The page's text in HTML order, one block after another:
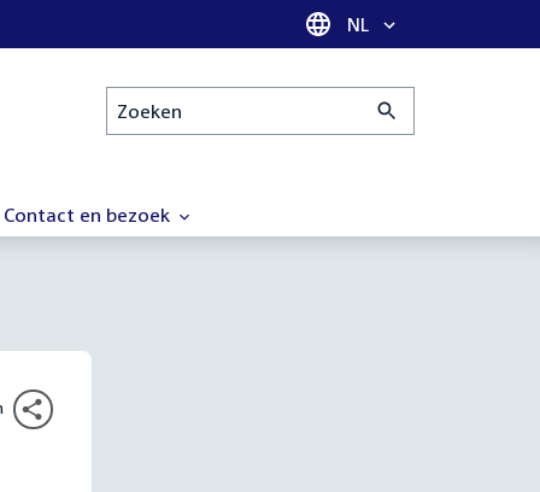
Taal selectie
NL
Zoeken
Contact en bezoek